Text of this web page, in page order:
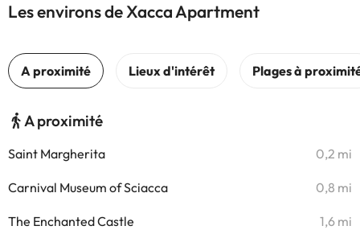
Les environs de Xacca Apartment
A proximité
Saint Margherita 0,2 mi
Carnival Museum of Sciacca 0,8 mi
The Enchanted Castle 1,6 mi